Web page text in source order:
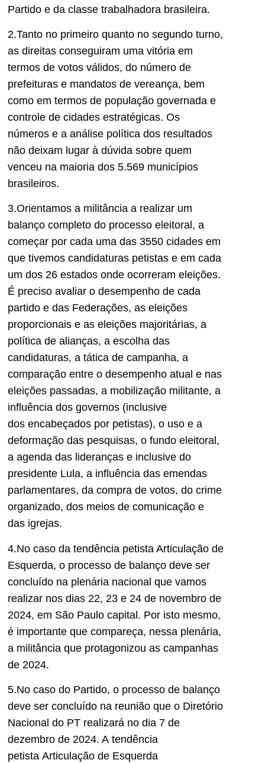
Partido e da classe trabalhadora brasileira.
2.Tanto no primeiro quanto no segundo turno,
as direitas conseguiram uma vitória em
termos de votos válidos, do número de
prefeituras e mandatos de vereança, bem
como em termos de população governada e
controle de cidades estratégicas. Os
números e a análise política dos resultados
não deixam lugar à dúvida sobre quem
venceu na maioria dos 5.569 municípios
brasileiros.
3.Orientamos a militância a realizar um
balanço completo do processo eleitoral , a
começar por cada uma das 3550 cidades em
que tivemos candidaturas petistas e em cada
um dos 26 estados onde ocorreram eleições.
É preciso avaliar o desempenho de cada
partido e das Federações, as eleições
proporcionais e as eleições majoritárias, a
política de alianças, a escolha das
candidaturas, a tática de campanha, a
comparação entre o desempenho atual e nas
eleições passadas, a mobilização militante, a
influência dos governos (inclusive
dos encabeçados por petistas), o uso e a
deformação das pesquisas, o fundo eleitoral,
a agenda das lideranças e incl usive do
presidente Lula, a influência das emendas
parlamentares, da compra de votos, do crime
organizado, dos meios de comunicação e
das igrejas.
4.No caso da tendência petista Articulação de
Esquerda, o processo de balanço deve ser
concluído na plenária nacional que vamos
realizar nos dias 22, 23 e 24 de novembro de
2024, em São Paulo capital. Por isto mesmo,
é importante que compareça, nessa plenária,
a militância que protagonizou as campanhas
de 2024.
5.No caso do Partido, o processo de balanço
deve ser concluído na reunião que o Diretório
Nacional do PT realizará no dia 7 de
dezembro de 2024. A tendência
petista Articulação de Esquerda